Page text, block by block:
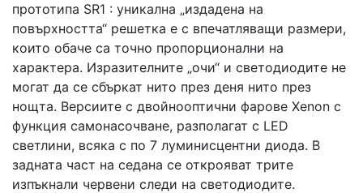
прототипа SR1 : уникална „издадена на
повърхността“ решетка е с впечатляващи размери,
които обаче са точно пропорционални на
характера. Изразителните „очи“ и светодиодите не
могат да се сбъркат нито през деня нито през
нощта. Версиите с двойнооптични фарове Xenon с
функция самонасочване, разполагат с LED
светлини, всяка с по 7 луминисцентни диода. В
задната част на седана се открояват трите
изпъкнали червени следи на светодиодите.